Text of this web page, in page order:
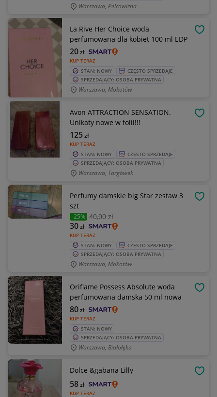
Warszawa, Pelcowizna
La Rive Her Choice woda
perfumowana dla kobiet 100 ml EDP
KUP TERAZ
20zł
STAN: NOWY
CZĘSTO SPRZEDAJE
SPRZEDAJĄCY: OSOBA PRYWATNA
Warszawa, Mokotów
Avon ATTRACTION SENSATION.
Unikaty nowe w folii!!!
KUP TERAZ
125zł
STAN: NOWY
CZĘSTO SPRZEDAJE
SPRZEDAJĄCY: OSOBA PRYWATNA
Warszawa, Targówek
Perfumy damskie big Star zestaw 3
szt
-25% 40,00 zł
KUP TERAZ
30zł
STAN: NOWY
CZĘSTO SPRZEDAJE
SPRZEDAJĄCY: OSOBA PRYWATNA
Warszawa, Mokotów
Oriflame Possess Absolute woda
perfumowana damska 50 ml nowa
KUP TERAZ
80zł
STAN: NOWY
SPRZEDAJĄCY: OSOBA PRYWATNA
Warszawa, Białołęka
Dolce &gabana Lilly
KUP TERAZ
58zł